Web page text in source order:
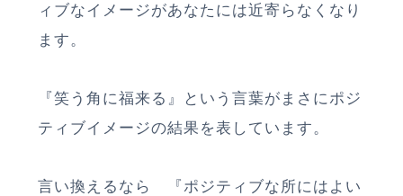
ィブなイメージがあなたには近寄らなくなり
ます。
『笑う角に福来る』という言葉がまさにポジ
ティブイメージの結果を表しています。
言い換えるなら 『ポジティブな所にはよい